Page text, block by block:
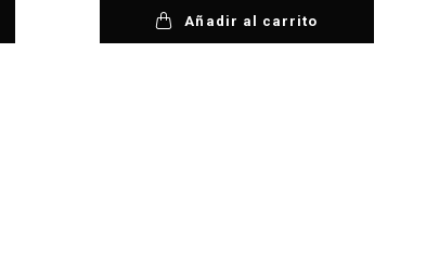
Añadir al carrito